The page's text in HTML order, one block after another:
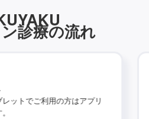
診療の流れ
ットでご利用の方はアプリ